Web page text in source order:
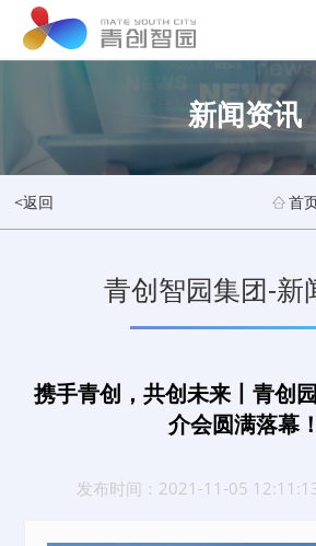
新闻资讯
<返回 首
青创智园集团-新
携手青创，共创未来丨青创
介会圆满落幕！
发布时间：2021-11-05